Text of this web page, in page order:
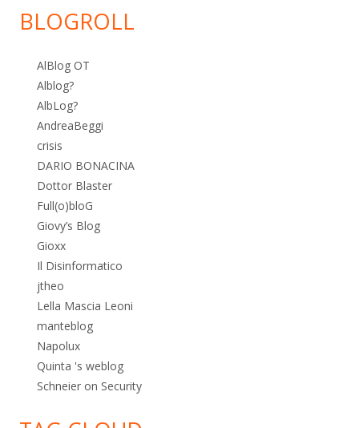
BLOGROLL
AlBlog OT
Alblog?
AlbLog?
AndreaBeggi
crisis
DARIO BONACINA
Dottor Blaster
Full(o)bloG
Giovy’s Blog
Gioxx
Il Disinformatico
jtheo
Lella Mascia Leoni
manteblog
Napolux
Quinta 's weblog
Schneier on Security